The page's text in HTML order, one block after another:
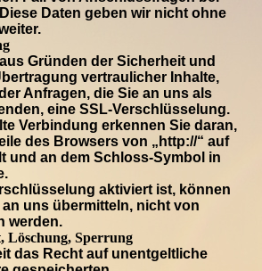
Daten geben wir nicht ohne
Gründen der Sicherheit und
vertraulicher Inhalte,
Anfragen, die Sie an uns als
eine SSL-Verschlüsselung.
Verbindung erkennen Sie daran,
des Browsers von „http://“ auf
und an dem Schloss-Symbol in
aktiviert ist, können
an uns übermitteln, nicht von
werden.
Löschung, Sperrung
das Recht auf unentgeltliche